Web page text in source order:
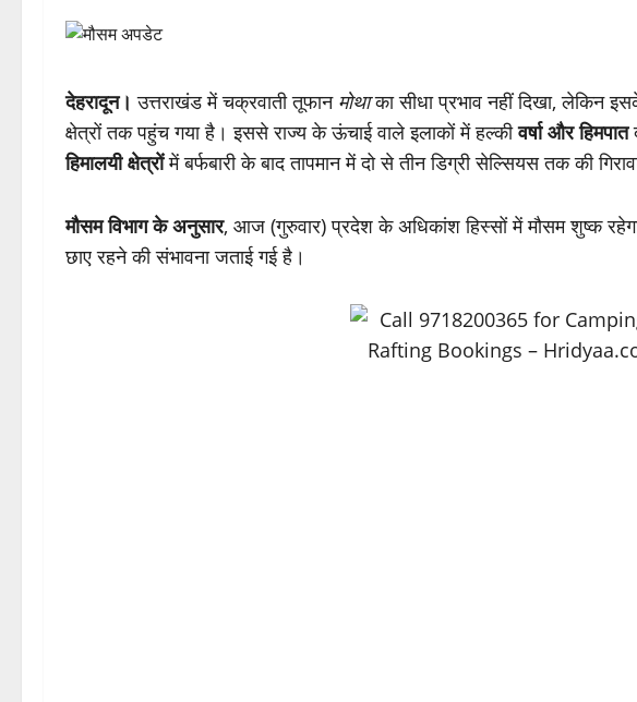
देहरादून। उत्तराखंड में चक्रवाती तूफान मोथाका सीधा प्रभाव नहीं दिखा, लेकिन
क्षेत्रों तक पहुंच गया है। इससे राज्य के ऊंचाई वाले इलाकों में हल्कीवर्षा और हिमपात
हिमालयी क्षेत्रोंमें बर्फबारी के बाद तापमान में दो से तीन डिग्री सेल्सियस तक की
मौसम विभाग के अनुसार, आज (गुरुवार) प्रदेश के अधिकांश हिस्सों में मौसम शुष्क
छाए रहने की संभावना जताई गई है।